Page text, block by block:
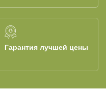
Гарантия лучшей цены